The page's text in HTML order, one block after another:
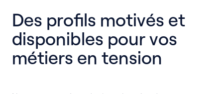
Des profils motivés et
disponibles pour vos
métiers en tension